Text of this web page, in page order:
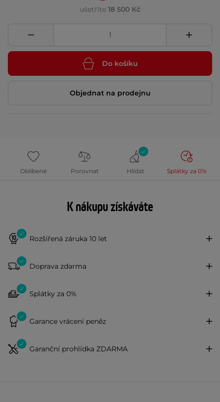
ušetříte 18 500 Kč
Do košíku
Objednat na prodejnu
Oblíbené Porovnat Hlídat Splátky za 0%
K nákupu získáváte
Rozšířená záruka 10 let
Doprava zdarma
Splátky za 0%
Garance vrácení peněz
Garanční prohlídka ZDARMA